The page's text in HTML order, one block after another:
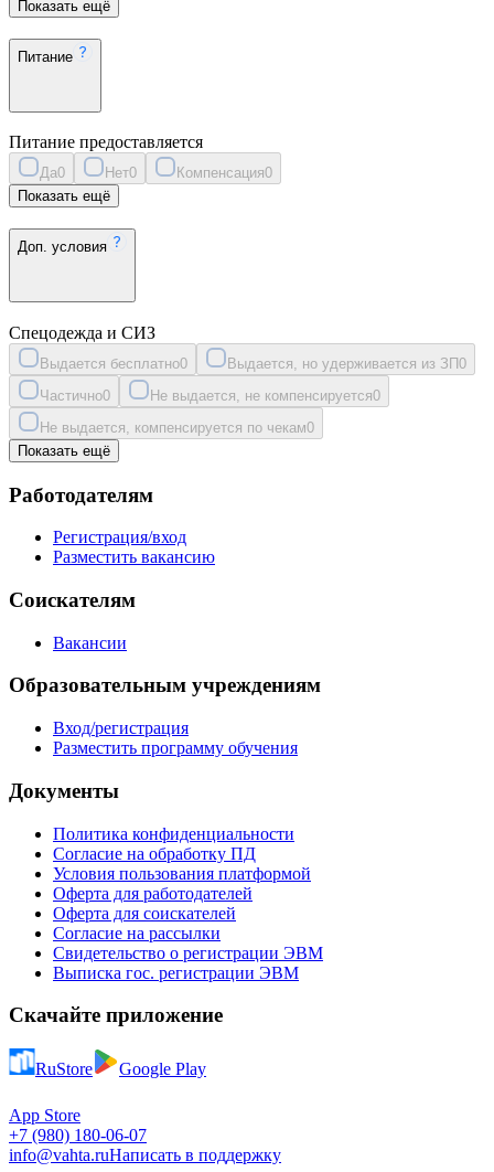
Показать ещё
Питание
Питание предоставляется
Да0 Нет0 Компенсация0
Показать ещё
Доп. условия
Спецодежда и СИЗ
Выдается бесплатно0 Выдается, но удерживается из ЗП0
Частично0 Не выдается, не компенсируется0
Не выдается, компенсируется по чекам0
Показать ещё
Работодателям
Регистрация/вход
Разместить вакансию
Соискателям
Вакансии
Образовательным учреждениям
Вход/регистрация
Разместить программу обучения
Документы
Политика конфиденциальности
Согласие на обработку ПД
Условия пользования платформой
Оферта для работодателей
Оферта для соискателей
Согласие на рассылки
Свидетельство о регистрации ЭВМ
Выписка гос. регистрации ЭВМ
Скачайте приложение
RuStore Google Play
App Store
+7 (980) 180-06-07
info@vahta.ruНаписать в поддержку